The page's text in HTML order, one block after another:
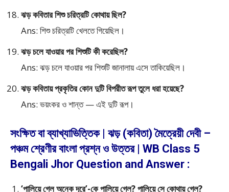
ঝড় কবিতার শিশু চরিত্রটি কোথায় ছিল?
Ans: শিশু চরিত্রটি খেলতে গিয়েছিল।
ঝড় চলে যাওয়ার পর শিশুটি কী করেছিল?
Ans: ঝড় চলে যাওয়ার পর শিশুটি জানালায় এসে তাকিয়েছিল।
ঝড় কবিতায় প্রকৃতির কোন দুটি বিপরীত রূপ তুলে ধরা হয়েছে?
Ans: ভয়ংকর ও শান্ত — এই দুটি রূপ।
সংক্ষিত বা ব্যাখ্যাভিত্তিক | ঝড় (কবিতা) মৈত্রেয়ী দেবী –
পঞ্চম শ্রেণীর বাংলা প্রশ্ন ও উত্তর | WB Class 5
Bengali Jhor Question and Answer :
‘পালিয়ে গেল অনেক দূরে’-কে পালিয়ে গেল? পালিয়ে সে কোথায় গেল?